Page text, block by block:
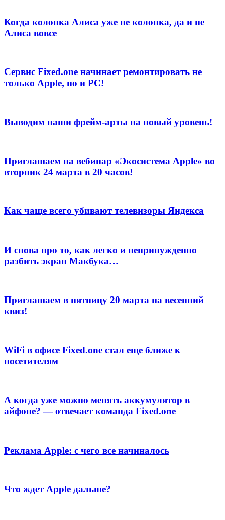
Когда колонка Алиса уже не колонка, да и не
Алиса вовсе
Сервис Fixed.one начинает ремонтировать не
только Apple, но и PC!
Выводим наши фрейм-арты на новый уровень!
Приглашаем на вебинар «Экосистема Apple» во
вторник 24 марта в 20 часов!
Как чаще всего убивают телевизоры Яндекса
И снова про то, как легко и непринужденно
разбить экран Макбука…
Приглашаем в пятницу 20 марта на весенний
квиз!
WiFi в офисе Fixed.one стал еще ближе к
посетителям
А когда уже можно менять аккумулятор в
айфоне? — отвечает команда Fixed.one
Реклама Apple: с чего все начиналось
Что ждет Apple дальше?